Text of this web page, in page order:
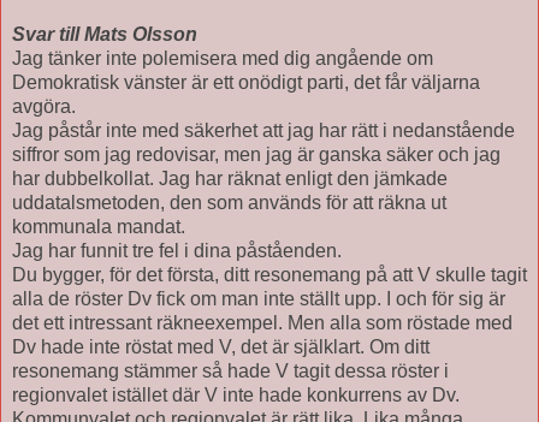
Svar till Mats Olsson
Jag tänker inte polemisera med dig angående om
Demokratisk vänster är ett onödigt parti, det får väljarna
avgöra.
Jag påstår inte med säkerhet att jag har rätt i nedanstående
siffror som jag redovisar, men jag är ganska säker och jag
har dubbelkollat. Jag har räknat enligt den jämkade
uddatalsmetoden, den som används för att räkna ut
kommunala mandat.
Jag har funnit tre fel i dina påståenden.
Du bygger, för det första, ditt resonemang på att V skulle tagit
alla de röster Dv fick om man inte ställt upp. I och för sig är
det ett intressant räkneexempel. Men alla som röstade med
Dv hade inte röstat med V, det är själklart. Om ditt
resonemang stämmer så hade V tagit dessa röster i
regionvalet istället där V inte hade konkurrens av Dv.